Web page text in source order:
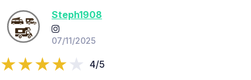
Steph1908
07/11/2025
4/5